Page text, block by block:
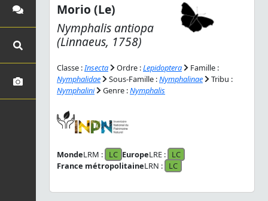
Morio (Le)
Nymphalis antiopa
(Linnaeus, 1758)
Classe :Insecta Ordre :Lepidoptera
Famille :
Nymphalidae
Sous-Famille :Nymphalinae
Tribu :
Nymphalini
Genre :Nymphalis
MondeLRM : LC EuropeLRE :
LC
France métropolitaineLRN : LC